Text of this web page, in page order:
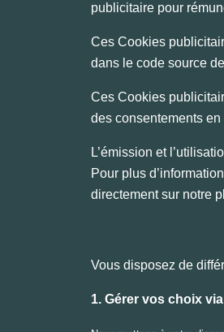
publicitaire pour
Ces Cookies
dans le code source
Ces Cookies
des consentements en
L’émission et
Pour plus
directement sur notre
Vous disposez de
1. Gérer vos choix